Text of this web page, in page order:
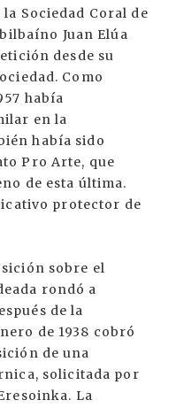
Sociedad Coral de
Juan Elúa
desde su
Como
había
en la
había sido
Pro Arte, que
de esta última.
protector de
sobre el
rondó a
de la
de 1938 cobró
de una
solicitada por
La